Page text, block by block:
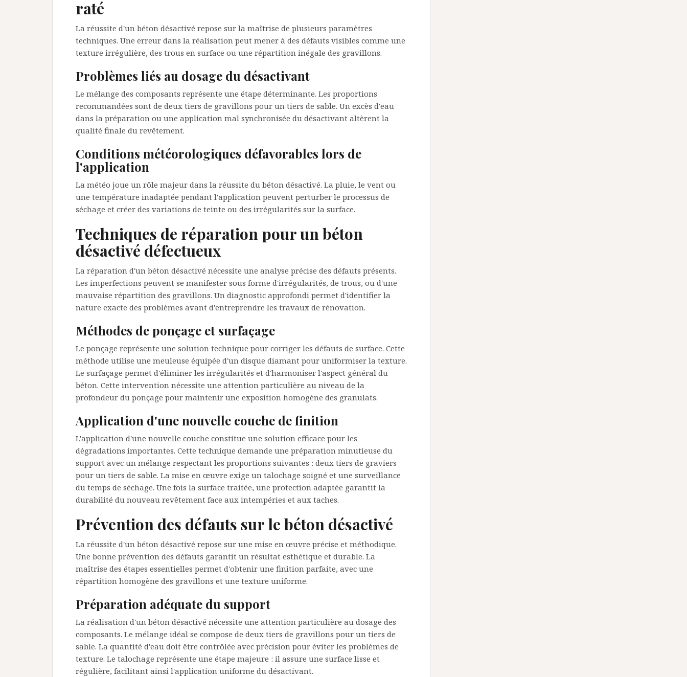
raté
La réussite d'un béton désactivé repose sur la maîtrise de plusieurs paramètres
techniques. Une erreur dans la réalisation peut mener à des défauts visibles comme une
texture irrégulière, des trous en surface ou une répartition inégale des gravillons.
Problèmes liés au dosage du désactivant
Le mélange des composants représente une étape déterminante. Les proportions
recommandées sont de deux tiers de gravillons pour un tiers de sable. Un excès d'eau
dans la préparation ou une application mal synchronisée du désactivant altèrent la
qualité finale du revêtement.
Conditions météorologiques défavorables lors de
l'application
La météo joue un rôle majeur dans la réussite du béton désactivé. La pluie, le vent ou
une température inadaptée pendant l'application peuvent perturber le processus de
séchage et créer des variations de teinte ou des irrégularités sur la surface.
Techniques de réparation pour un béton
désactivé défectueux
La réparation d'un béton désactivé nécessite une analyse précise des défauts présents.
Les imperfections peuvent se manifester sous forme d'irrégularités, de trous, ou d'une
mauvaise répartition des gravillons. Un diagnostic approfondi permet d'identifier la
nature exacte des problèmes avant d'entreprendre les travaux de rénovation.
Méthodes de ponçage et surfaçage
Le ponçage représente une solution technique pour corriger les défauts de surface. Cette
méthode utilise une meuleuse équipée d'un disque diamant pour uniformiser la texture.
Le surfaçage permet d'éliminer les irrégularités et d'harmoniser l'aspect général du
béton. Cette intervention nécessite une attention particulière au niveau de la
profondeur du ponçage pour maintenir une exposition homogène des granulats.
Application d'une nouvelle couche de finition
L'application d'une nouvelle couche constitue une solution efficace pour les
dégradations importantes. Cette technique demande une préparation minutieuse du
support avec un mélange respectant les proportions suivantes : deux tiers de graviers
pour un tiers de sable. La mise en œuvre exige un talochage soigné et une surveillance
du temps de séchage. Une fois la surface traitée, une protection adaptée garantit la
durabilité du nouveau revêtement face aux intempéries et aux taches.
Prévention des défauts sur le béton désactivé
La réussite d'un béton désactivé repose sur une mise en œuvre précise et méthodique.
Une bonne prévention des défauts garantit un résultat esthétique et durable. La
maîtrise des étapes essentielles permet d'obtenir une finition parfaite, avec une
répartition homogène des gravillons et une texture uniforme.
Préparation adéquate du support
La réalisation d'un béton désactivé nécessite une attention particulière au dosage des
composants. Le mélange idéal se compose de deux tiers de gravillons pour un tiers de
sable. La quantité d'eau doit être contrôlée avec précision pour éviter les problèmes de
texture. Le talochage représente une étape majeure : il assure une surface lisse et
régulière, facilitant ainsi l'application uniforme du désactivant.